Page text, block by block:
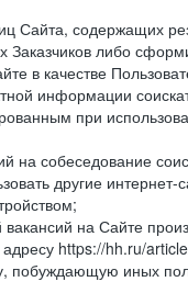
Сайта, содержащих
либо
в качестве
информации
при
на собеседование
другие
на Сайте
https://hh.ru/
иных